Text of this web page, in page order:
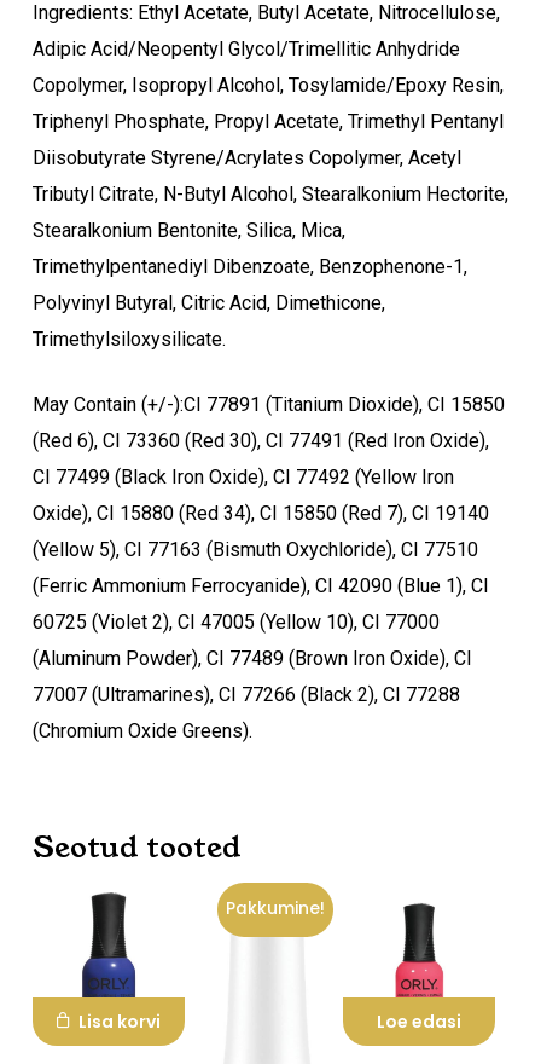
Mine poodi
Ingredients: Ethyl Acetate, Butyl Acetate, Nitrocellulose,
Adipic Acid/Neopentyl Glycol/Trimellitic Anhydride
Copolymer, Isopropyl Alcohol, Tosylamide/Epoxy Resin,
Triphenyl Phosphate, Propyl Acetate, Trimethyl Pentanyl
Diisobutyrate Styrene/Acrylates Copolymer, Acetyl
Tributyl Citrate, N-Butyl Alcohol, Stearalkonium Hectorite,
Stearalkonium Bentonite, Silica, Mica,
Trimethylpentanediyl Dibenzoate, Benzophenone-1,
Polyvinyl Butyral, Citric Acid, Dimethicone,
Trimethylsiloxysilicate.
May Contain (+/-):CI 77891 (Titanium Dioxide), CI 15850
(Red 6), CI 73360 (Red 30), CI 77491 (Red Iron Oxide),
CI 77499 (Black Iron Oxide), CI 77492 (Yellow Iron
Oxide), CI 15880 (Red 34), CI 15850 (Red 7), CI 19140
(Yellow 5), CI 77163 (Bismuth Oxychloride), CI 77510
(Ferric Ammonium Ferrocyanide), CI 42090 (Blue 1), CI
60725 (Violet 2), CI 47005 (Yellow 10), CI 77000
(Aluminum Powder), CI 77489 (Brown Iron Oxide), CI
77007 (Ultramarines), CI 77266 (Black 2), CI 77288
(Chromium Oxide Greens).
Seotud tooted
Lisa korvi
Pakkumine!
Loe edasi